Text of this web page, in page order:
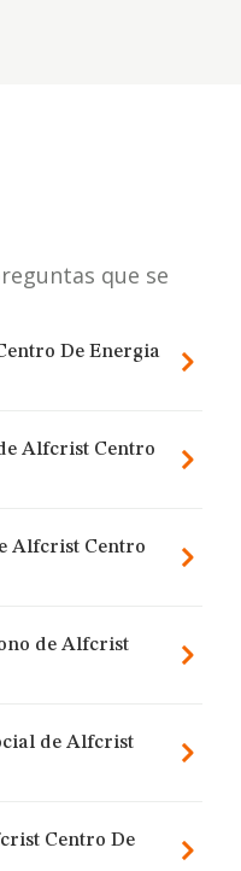
que se
De Energia
Alfcrist Centro
Alfcrist Centro
de Alfcrist
de Alfcrist
Centro De